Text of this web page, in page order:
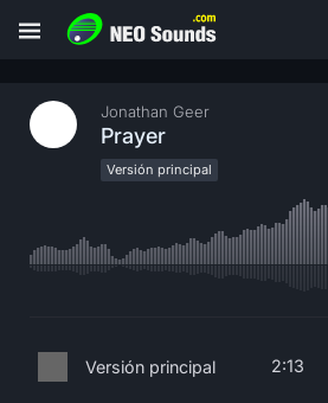
Jonathan Geer
Prayer
Versión principal
Versión principal 2:13